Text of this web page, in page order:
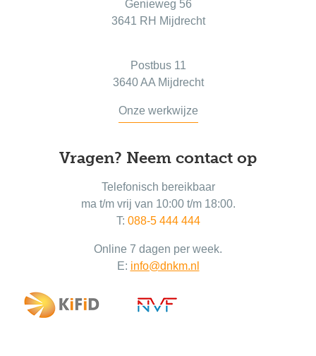
Genieweg 56
3641 RH Mijdrecht
Postbus 11
3640 AA Mijdrecht
Onze werkwijze
Vragen? Neem contact op
Telefonisch bereikbaar
ma t/m vrij van 10:00 t/m 18:00.
T: 088-5 444 444
Online 7 dagen per week.
E: info@dnkm.nl